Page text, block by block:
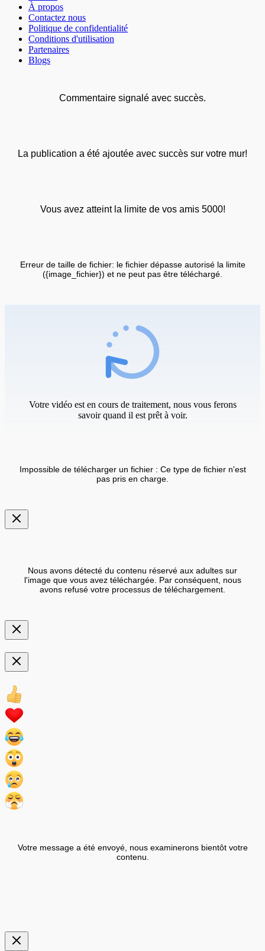
À propos
Contactez nous
Politique de confidentialité
Conditions d'utilisation
Partenaires
Blogs
Commentaire signalé avec succès.
La publication a été ajoutée avec succès sur votre mur!
Vous avez atteint la limite de vos amis 5000!
Erreur de taille de fichier: le fichier dépasse autorisé la limite
({image_fichier}) et ne peut pas être téléchargé.
Votre vidéo est en cours de traitement, nous vous ferons
savoir quand il est prêt à voir.
Impossible de télécharger un fichier : Ce type de fichier n'est
pas pris en charge.
Nous avons détecté du contenu réservé aux adultes sur
l'image que vous avez téléchargée. Par conséquent, nous
avons refusé votre processus de téléchargement.
Votre message a été envoyé, nous examinerons bientôt votre
contenu.